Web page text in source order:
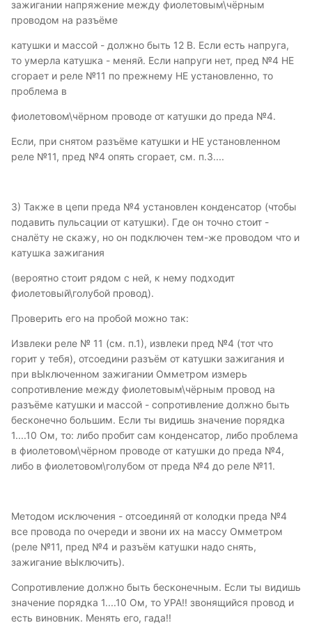
зажигании напряжение между фиолетовым\чёрным
проводом на разъёме
катушки и массой - должно быть 12 В. Если есть напруга,
то умерла катушка - меняй. Если напруги нет, пред №4 НЕ
сгорает и реле №11 по прежнему НЕ установленно, то
проблема в
фиолетовом\чёрном проводе от катушки до преда №4.
Если, при снятом разъёме катушки и НЕ установленном
реле №11, пред №4 опять сгорает, см. п.3....
3) Также в цепи преда №4 установлен конденсатор (чтобы
подавить пульсации от катушки). Где он точно стоит -
сналёту не скажу, но он подключен тем-же проводом что и
катушка зажигания
(вероятно стоит рядом с ней, к нему подходит
фиолетовый\голубой провод).
Проверить его на пробой можно так:
Извлеки реле № 11 (см. п.1), извлеки пред №4 (тот что
горит у тебя), отсоедини разъём от катушки зажигания и
при вЫключенном зажигании Омметром измерь
сопротивление между фиолетовым\чёрным провод на
разъёме катушки и массой - сопротивление должно быть
бесконечно большим. Если ты видишь значение порядка
1....10 Ом, то: либо пробит сам конденсатор, либо проблема
в фиолетовом\чёрном проводе от катушки до преда №4,
либо в фиолетовом\голубом от преда №4 до реле №11.
Методом исключения - отсоединяй от колодки преда №4
все провода по очереди и звони их на массу Омметром
(реле №11, пред №4 и разъём катушки надо снять,
зажигание вЫключить).
Сопротивление должно быть бесконечным. Если ты видишь
значение порядка 1....10 Ом, то УРА!! звонящийся провод и
есть виновник. Менять его, гада!!